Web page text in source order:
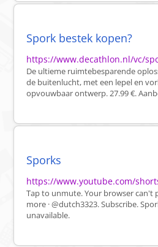
Spork bestek kopen?
https://www.decathlon.nl/vc/
De ultieme ruimtebesparende
de buitenlucht, met een lepel en
opvouwbaar ontwerp. 27.99 €.
Sporks
https://www.youtube.com/
Tap to unmute. Your browser can't
more · @dutch3323. Subscribe.
unavailable.